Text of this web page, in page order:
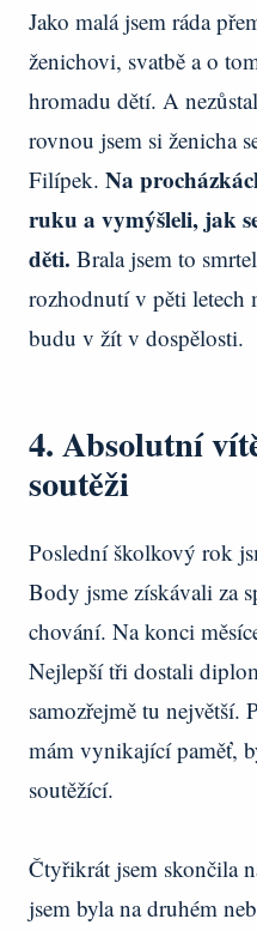
Jako malá jsem ráda
ženichovi, svatbě a o
hromadu dětí. A
rovnou jsem si ženicha
Filípek. Na
ruku a vymýšleli, jak
děti. Brala jsem to
rozhodnutí v pěti
budu v žít v dospělosti.
4. Absolutní
soutěži
Poslední školkový rok
Body jsme získávali za
chování. Na konci
Nejlepší tři dostali
samozřejmě tu největší.
mám vynikající paměť,
soutěžící.
Čtyřikrát jsem skončila
jsem byla na druhém